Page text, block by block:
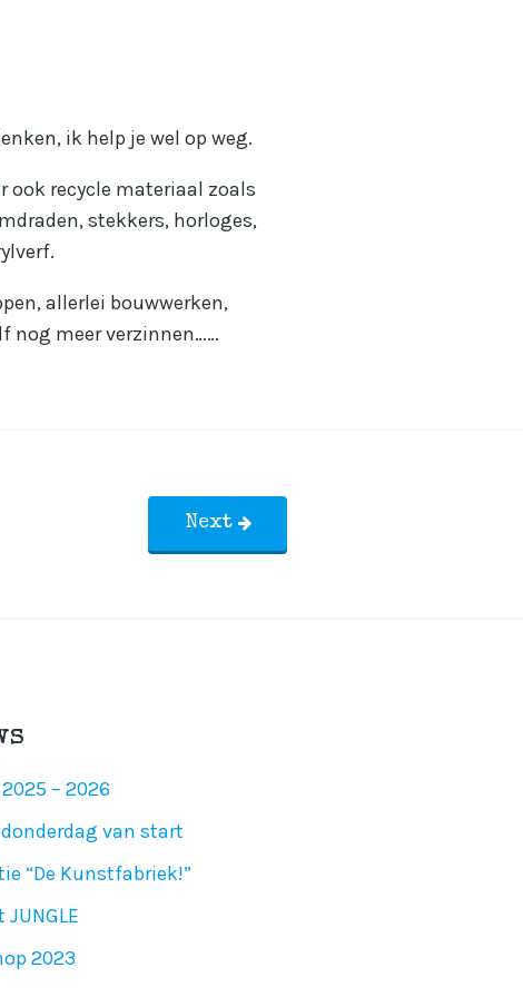
ik help je wel op weg.
ook recycle materiaal zoals
stekkers, horloges,
allerlei bouwwerken,
nog meer verzinnen……
Next
– 2026
van start
“De Kunstfabriek!”
2023